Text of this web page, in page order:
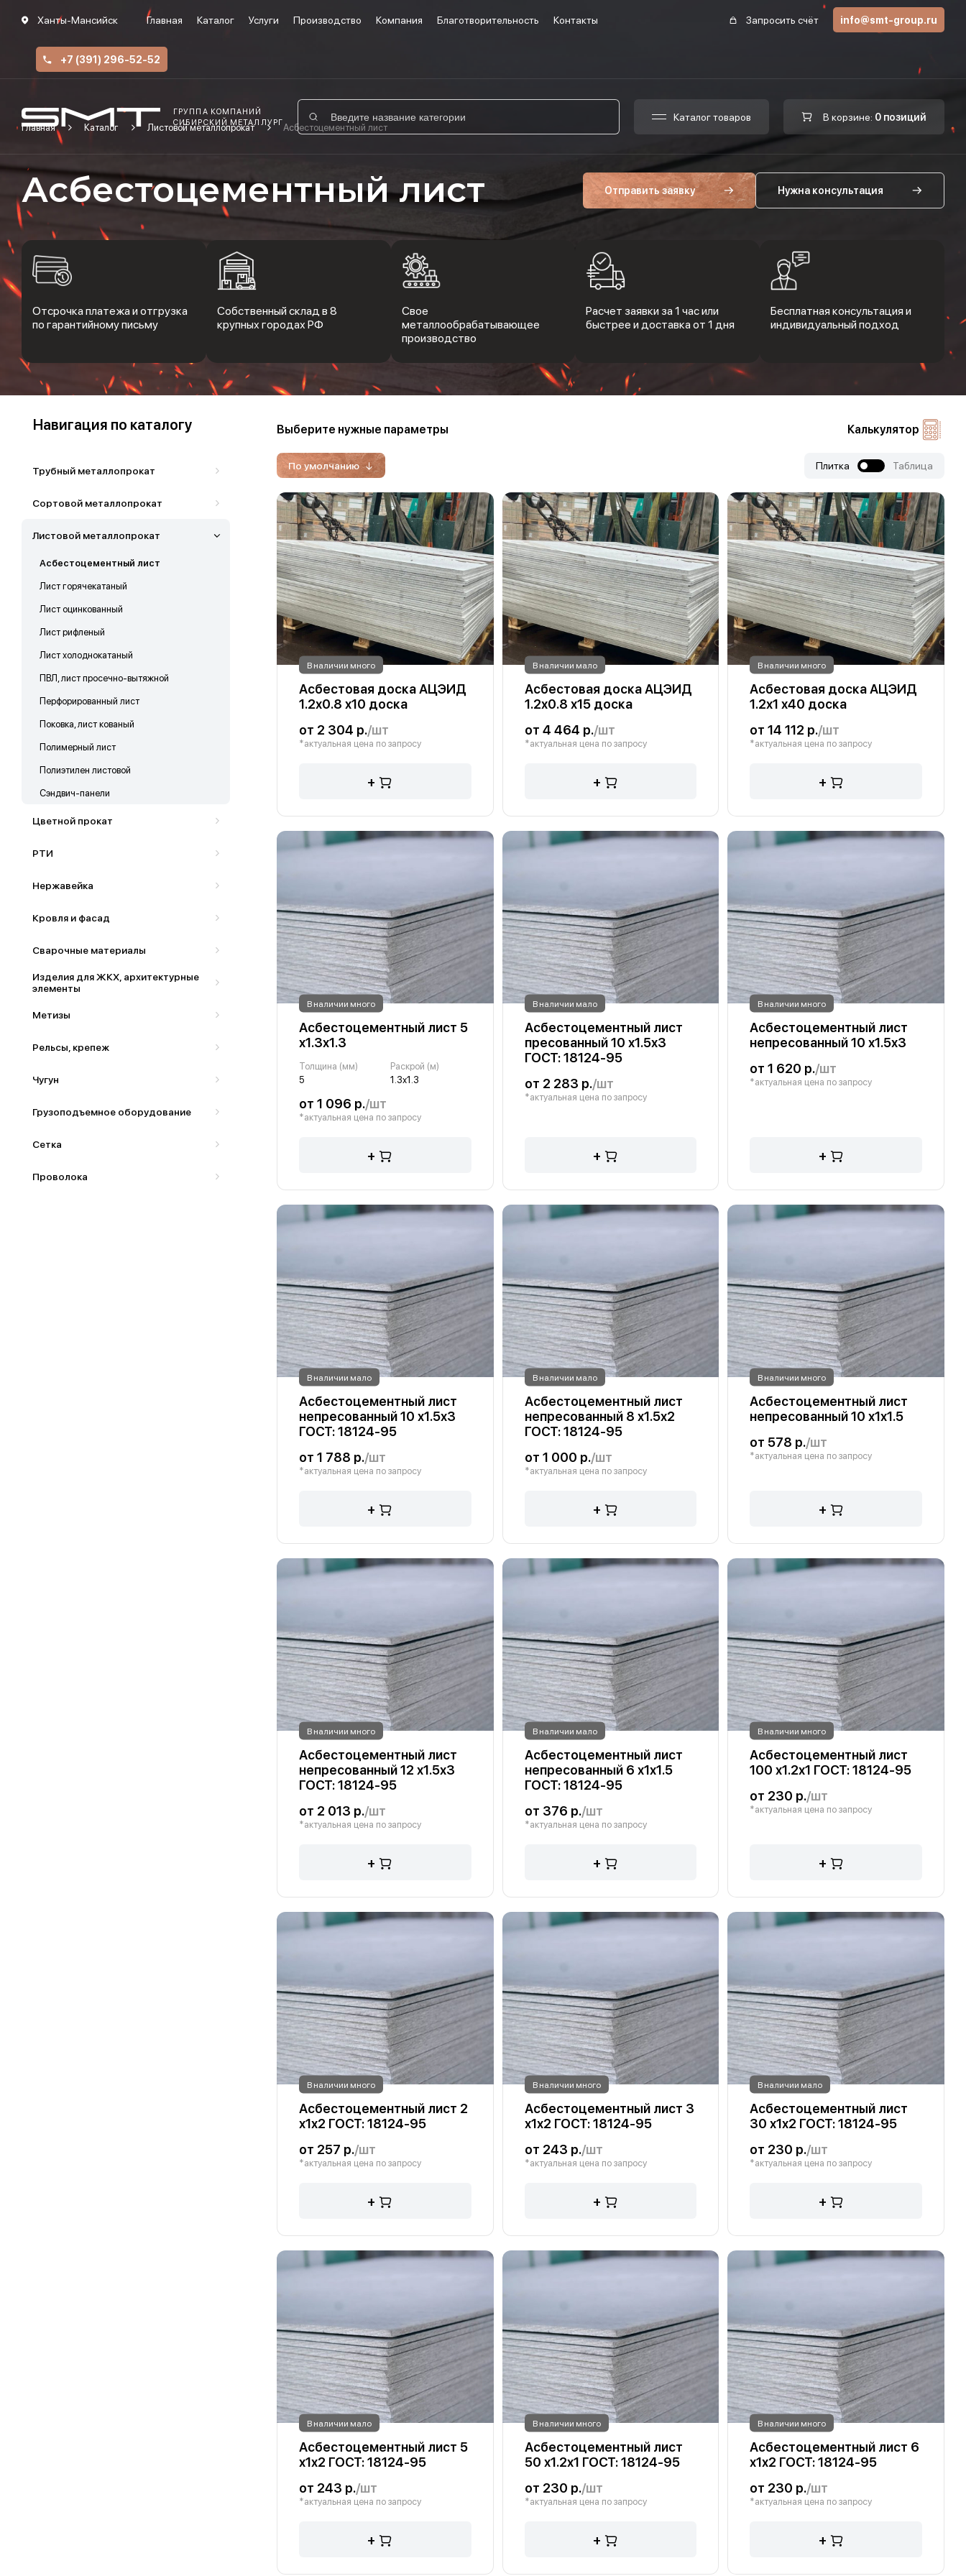
Ханты-Мансийск Главная Каталог Услуги Производство Компания Благотворительность Контакты Запросить счёт info@smt-group.ru
+7 (391) 296-52-52
ГРУППА КОМПАНИЙ
СИБИРСКИЙ МЕТАЛЛУРГ
Каталог товаров В корзине: 0 позиций
Главная Каталог Листовой металлопрокат Асбестоцементный лист
Асбестоцементный лист Отправить заявку Нужна консультация
Отсрочка платежа и отгрузка
по гарантийному письму
Собственный склад в 8
крупных городах РФ
Свое
металлообрабатывающее
производство
Расчет заявки за 1 час или
быстрее и доставка от 1 дня
Бесплатная консультация и
индивидуальный подход
Навигация по каталогу
Трубный металлопрокат
Сортовой металлопрокат
Листовой металлопрокат
Асбестоцементный лист
Лист горячекатаный
Лист оцинкованный
Лист рифленый
Лист холоднокатаный
ПВЛ, лист просечно-вытяжной
Перфорированный лист
Поковка, лист кованый
Полимерный лист
Полиэтилен листовой
Сэндвич-панели
Цветной прокат
РТИ
Нержавейка
Кровля и фасад
Сварочные материалы
Изделия для ЖКХ, архитектурные
элементы
Метизы
Рельсы, крепеж
Чугун
Грузоподъемное оборудование
Сетка
Проволока
Выберите нужные параметры Калькулятор
По умолчанию Плитка Таблица
В наличии много
Асбестовая доска АЦЭИД
1.2х0.8 х10 доска
от 2 304 р./шт
*актуальная цена по запросу
+
В наличии мало
Асбестовая доска АЦЭИД
1.2х0.8 х15 доска
от 4 464 р./шт
*актуальная цена по запросу
+
В наличии много
Асбестовая доска АЦЭИД
1.2х1 х40 доска
от 14 112 р./шт
*актуальная цена по запросу
+
В наличии много
Асбестоцементный лист 5
х1.3х1.3
Толщина (мм)
5
Раскрой (м)
1.3х1.3
от 1 096 р./шт
*актуальная цена по запросу
+
В наличии мало
Асбестоцементный лист
пресованный 10 х1.5х3
ГОСТ: 18124-95
от 2 283 р./шт
*актуальная цена по запросу
+
В наличии много
Асбестоцементный лист
непресованный 10 х1.5х3
от 1 620 р./шт
*актуальная цена по запросу
+
В наличии мало
Асбестоцементный лист
непресованный 10 х1.5х3
ГОСТ: 18124-95
от 1 788 р./шт
*актуальная цена по запросу
+
В наличии мало
Асбестоцементный лист
непресованный 8 х1.5х2
ГОСТ: 18124-95
от 1 000 р./шт
*актуальная цена по запросу
+
В наличии много
Асбестоцементный лист
непресованный 10 х1х1.5
от 578 р./шт
*актуальная цена по запросу
+
В наличии много
Асбестоцементный лист
непресованный 12 х1.5х3
ГОСТ: 18124-95
от 2 013 р./шт
*актуальная цена по запросу
+
В наличии мало
Асбестоцементный лист
непресованный 6 х1х1.5
ГОСТ: 18124-95
от 376 р./шт
*актуальная цена по запросу
+
В наличии много
Асбестоцементный лист
100 х1.2х1 ГОСТ: 18124-95
от 230 р./шт
*актуальная цена по запросу
+
В наличии много
Асбестоцементный лист 2
х1х2 ГОСТ: 18124-95
от 257 р./шт
*актуальная цена по запросу
+
В наличии много
Асбестоцементный лист 3
х1х2 ГОСТ: 18124-95
от 243 р./шт
*актуальная цена по запросу
+
В наличии мало
Асбестоцементный лист
30 х1х2 ГОСТ: 18124-95
от 230 р./шт
*актуальная цена по запросу
+
В наличии мало
Асбестоцементный лист 5
х1х2 ГОСТ: 18124-95
от 243 р./шт
*актуальная цена по запросу
+
В наличии много
Асбестоцементный лист
50 х1.2х1 ГОСТ: 18124-95
от 230 р./шт
*актуальная цена по запросу
+
В наличии много
Асбестоцементный лист 6
х1х2 ГОСТ: 18124-95
от 230 р./шт
*актуальная цена по запросу
+